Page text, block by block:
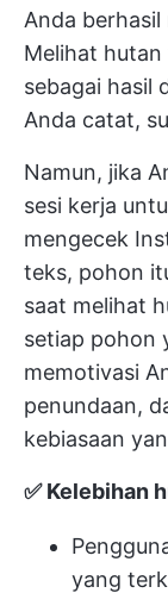
Anda
Melihat hutan
sebagai hasil
Anda catat,
Namun, jika
sesi kerja
mengecek
teks, pohon
saat melihat
setiap pohon
memotivasi
penundaan,
kebiasaan
✅ Kelebihan
yang